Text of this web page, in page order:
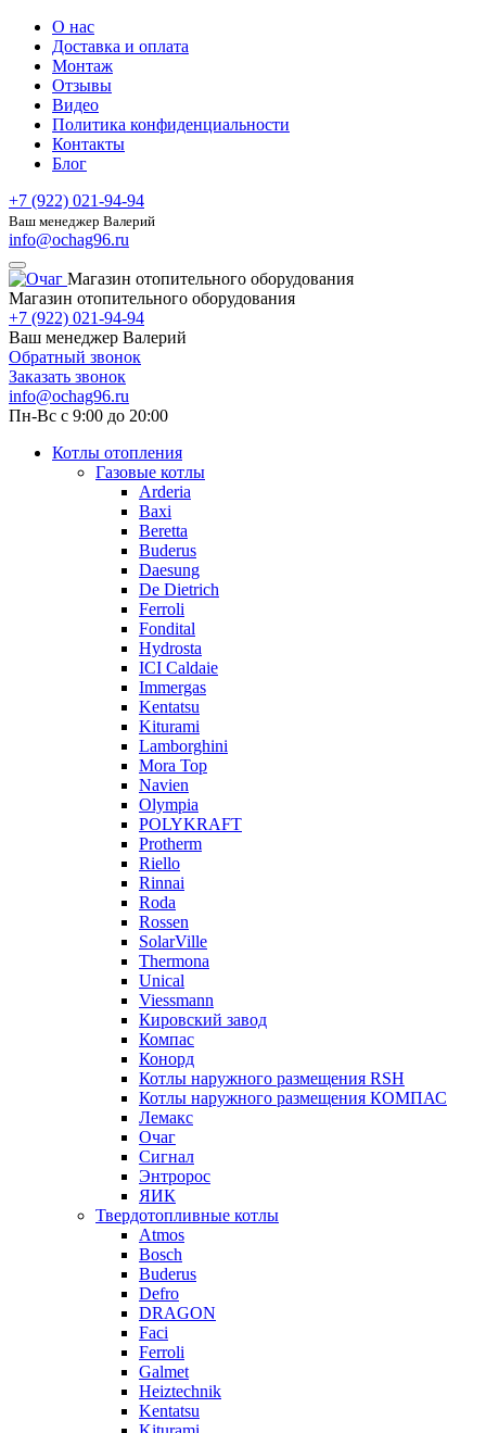
О нас
Доставка и оплата
Монтаж
Отзывы
Видео
Политика конфиденциальности
Контакты
Блог
+7 (922) 021-94-94
Ваш менеджер Валерий
info@ochag96.ru
Магазин отопительного оборудования
Магазин отопительного оборудования
+7 (922) 021-94-94
Ваш менеджер Валерий
Обратный звонок
Заказать звонок
info@ochag96.ru
Пн-Вс с 9:00 до 20:00
Котлы отопления
Газовые котлы
Arderia
Baxi
Beretta
Buderus
Daesung
De Dietrich
Ferroli
Fondital
Hydrosta
ICI Caldaie
Immergas
Kentatsu
Kiturami
Lamborghini
Mora Top
Navien
Olympia
POLYKRAFT
Protherm
Riello
Rinnai
Roda
Rossen
SolarVille
Thermona
Unical
Viessmann
Кировский завод
Компас
Конорд
Котлы наружного размещения RSH
Котлы наружного размещения КОМПАС
Лемакс
Очаг
Сигнал
Энтророс
ЯИК
Твердотопливные котлы
Atmos
Bosch
Buderus
Defro
DRAGON
Faci
Ferroli
Galmet
Heiztechnik
Kentatsu